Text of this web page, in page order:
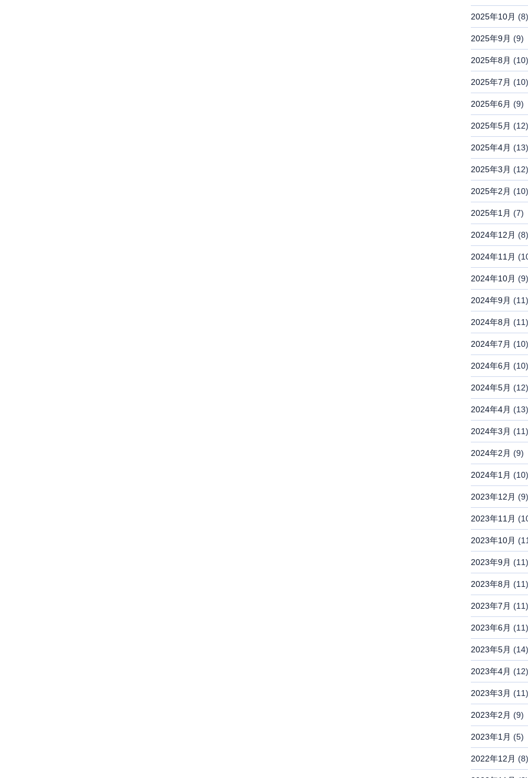
2025年10月 (8)
2025年9月 (9)
2025年8月 (10)
2025年7月 (10)
2025年6月 (9)
2025年5月 (12)
2025年4月 (13)
2025年3月 (12)
2025年2月 (10)
2025年1月 (7)
2024年12月 (8)
2024年11月
2024年10月 (9)
2024年9月 (11)
2024年8月 (11)
2024年7月 (10)
2024年6月 (10)
2024年5月 (12)
2024年4月 (13)
2024年3月 (11)
2024年2月 (9)
2024年1月 (10)
2023年12月 (9)
2023年11月
2023年10月
2023年9月 (11)
2023年8月 (11)
2023年7月 (11)
2023年6月 (11)
2023年5月 (14)
2023年4月 (12)
2023年3月 (11)
2023年2月 (9)
2023年1月 (5)
2022年12月 (8)